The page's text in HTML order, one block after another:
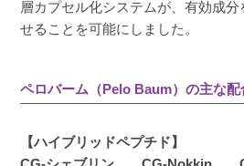
層カプセル化システムが、有効成
せることを可能にしました。
ペロバーム（Pelo Baum）の主な配
【ハイブリッドペプチド】